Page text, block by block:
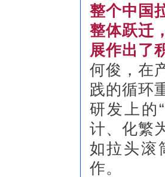
整个中国
整体跃迁
展作出了
何俊，在
践的循环
研发上的
计、化繁
如拉头滚
作。